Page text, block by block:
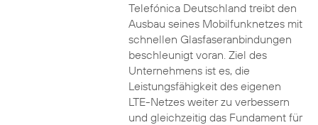
Telefónica Deutschland treibt den
Ausbau seines Mobilfunknetzes mit
schnellen Glasfaseranbindungen
beschleunigt voran. Ziel des
Unternehmens ist es, die
Leistungsfähigkeit des eigenen
LTE-Netzes weiter zu verbessern
und gleichzeitig das Fundament für